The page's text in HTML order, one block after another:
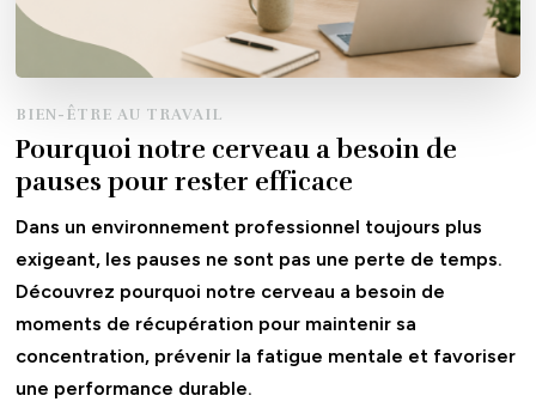
BIEN-ÊTRE AU TRAVAIL
Pourquoi notre cerveau a besoin de
pauses pour rester efficace
Dans un environnement professionnel toujours plus
exigeant, les pauses ne sont pas une perte de temps.
Découvrez pourquoi notre cerveau a besoin de
moments de récupération pour maintenir sa
concentration, prévenir la fatigue mentale et favoriser
une performance durable.